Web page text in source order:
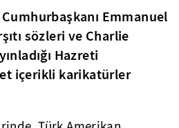
Cumhurbaşkanı Emmanuel
sözleri ve Charlie
Hazreti
içerikli karikatürler